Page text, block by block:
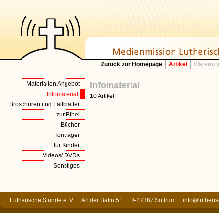
Zurück zur Homepage Artikel
Materialien Angebot
Infomaterial
Broschüren und Faltblätter
zur Bibel
Bücher
Tonträger
für Kinder
Videos/ DVDs
Sonstiges
Infomaterial
10 Artikel
Lutherische Stunde e. V. An der Bahn 51 D-27367 Sottrum